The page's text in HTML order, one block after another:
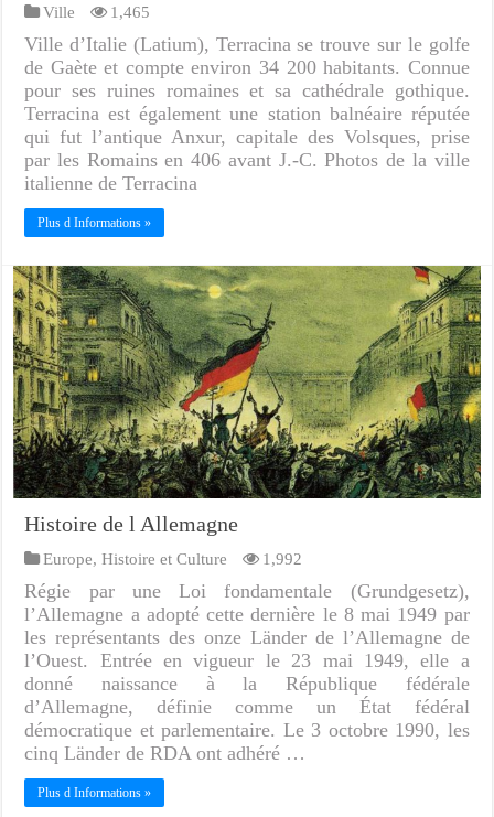
Ville 1,465
Ville d’Italie (Latium), Terracina se trouve sur le golfe
de Gaète et compte environ 34 200 habitants. Connue
pour ses ruines romaines et sa cathédrale gothique.
Terracina est également une station balnéaire réputée
qui fut l’antique Anxur, capitale des Volsques, prise
par les Romains en 406 avant J.-C. Photos de la ville
italienne de Terracina
Plus d Informations »
Histoire de l Allemagne
Europe,Histoire et Culture 1,992
Régie par une Loi fondamentale (Grundgesetz),
l’Allemagne a adopté cette dernière le 8 mai 1949 par
les représentants des onze Länder de l’Allemagne de
l’Ouest. Entrée en vigueur le 23 mai 1949, elle a
donné naissance à la République fédérale
d’Allemagne, définie comme un État fédéral
démocratique et parlementaire. Le 3 octobre 1990, les
cinq Länder de RDA ont adhéré …
Plus d Informations »